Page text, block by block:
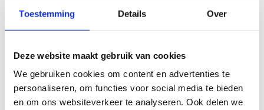
Toestemming Details Over
Deze website maakt gebruik van cookies
We gebruiken cookies om content en advertenties te
personaliseren, om functies voor social media te bieden
en om ons websiteverkeer te analyseren. Ook delen we
ZONDAG
RIJBANEN